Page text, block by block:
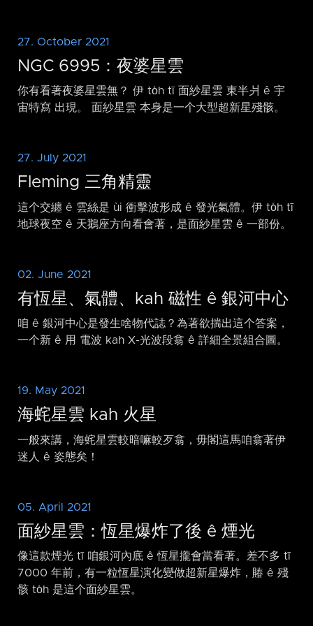
27. October 2021
NGC 6995：夜婆星雲
你有看著夜婆星雲無？ 伊 to̍h tī 面紗星雲 東半爿 ê 宇
宙特寫 出現。 面紗星雲 本身是一个大型超新星殘骸。
27. July 2021
Fleming 三角精靈
這个交纏 ê 雲絲是 ùi 衝擊波形成 ê 發光氣體。伊 to̍h tī
地球夜空 ê 天鵝座方向看會著，是面紗星雲 ê 一部份。
02. June 2021
有恆星、氣體、kah 磁性 ê 銀河中心
咱 ê 銀河中心是發生啥物代誌？為著欲揣出這个答案，
一个新 ê 用 電波 kah X-光波段翕 ê 詳細全景組合圖。
19. May 2021
海䖳星雲 kah 火星
一般來講，海䖳星雲較暗嘛較歹翕，毋閣這馬咱翕著伊
迷人 ê 姿態矣！
05. April 2021
面紗星雲：恆星爆炸了後 ê 煙光
像這款煙光 tī 咱銀河內底 ê 恆星攏會當看著。差不多 tī
7000 年前，有一粒恆星演化變做超新星爆炸，賰 ê 殘
骸 to̍h 是這个面紗星雲。